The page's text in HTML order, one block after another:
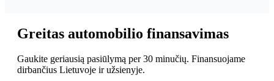
Greitas automobilio finansavimas
Gaukite geriausią pasiūlymą per 30 minučių. Finansuojame
dirbančius Lietuvoje ir užsienyje.